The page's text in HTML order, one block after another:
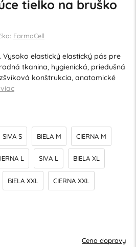
tielko na bruško
FarmaCell
Vysoko elastický elastický pás pre
tkanina, hygienická, priedušná
konštrukcia, anatomické
SIVA S BIELA M CIERNA M
L SIVA L BIELA XL
BIELA XXL CIERNA XXL
Cena dopravy